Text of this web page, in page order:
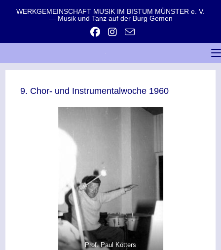
WERKGEMEINSCHAFT MUSIK IM BISTUM MÜNSTER e. V.
— Musik und Tanz auf der Burg Gemen
9. Chor- und Instrumentalwoche 1960
Prof. Paul Kötters